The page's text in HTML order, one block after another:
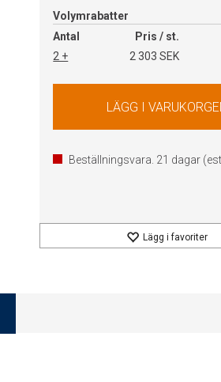
Volymrabatter
Antal
Pris / st.
2 +
2 303 SEK
Beställningsvara. 21 dagar
Lägg i favoriter